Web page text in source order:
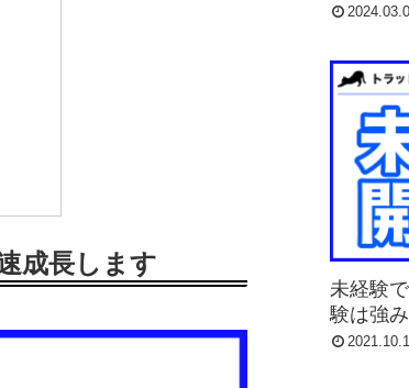
成長します
未経験
験は強